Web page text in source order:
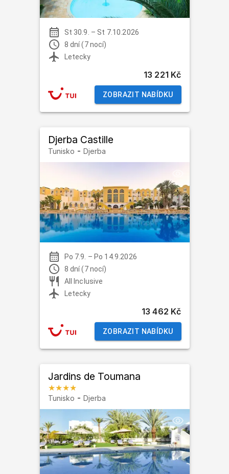
St 30.9. – St 7.10.2026
8 dní (7 nocí)
Letecky
13 221 Kč
ZOBRAZIT NABÍDKU
Djerba Castille
Tunisko - Djerba
Po 7.9. – Po 14.9.2026
8 dní (7 nocí)
All Inclusive
Letecky
13 462 Kč
ZOBRAZIT NABÍDKU
Jardins de Toumana
★★★★
Tunisko - Djerba